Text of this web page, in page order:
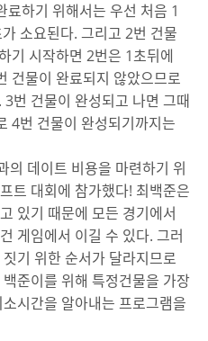
하기 위해서는 우선 처음 1
소요된다. 그리고 2번 건물
기 시작하면 2번은 1초뒤에
건물이 완료되지 않았으므로
번 건물이 완성되고 나면 그때
4번 건물이 완성되기까지는
의 데이트 비용을 마련하기 위
트 대회에 참가했다! 최백준은
있기 때문에 모든 경기에서
게임에서 이길 수 있다. 그러
기 위한 순서가 달라지므로
준이를 위해 특정건물을 가장
시간을 알아내는 프로그램을